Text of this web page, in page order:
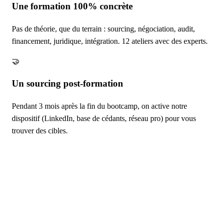
Une formation 100% concrète
Pas de théorie, que du terrain : sourcing, négociation, audit,
financement, juridique, intégration. 12 ateliers avec des experts.
🤝
Un sourcing post-formation
Pendant 3 mois après la fin du bootcamp, on active notre
dispositif (LinkedIn, base de cédants, réseau pro) pour vous
trouver des cibles.